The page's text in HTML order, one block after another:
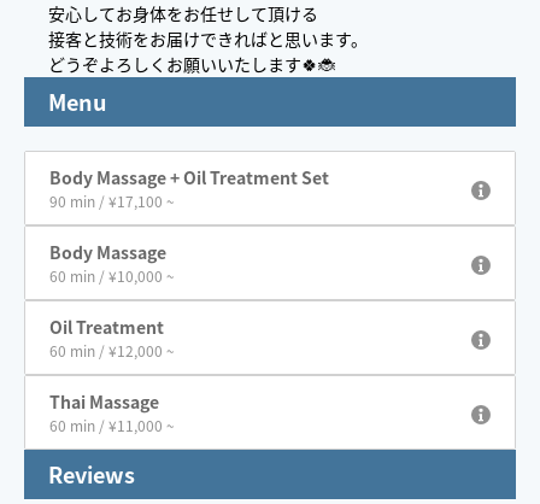
安心してお身体をお任せして頂ける
接客と技術をお届けできればと思います。
どうぞよろしくお願いいたします🍀🐞
Menu
Body Massage + Oil Treatment Set
90 min / ¥17,100 ~
Body Massage
60 min / ¥10,000 ~
Oil Treatment
60 min / ¥12,000 ~
Thai Massage
60 min / ¥11,000 ~
Reviews